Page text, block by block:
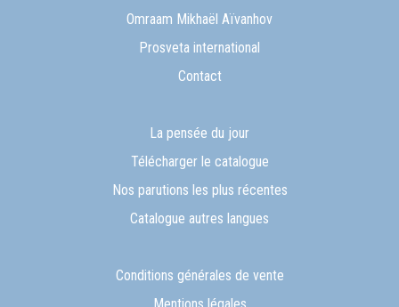
Omraam Mikhaël Aïvanhov
Prosveta international
Contact
La pensée du jour
Télécharger le catalogue
Nos parutions les plus récentes
Catalogue autres langues
Conditions générales de vente